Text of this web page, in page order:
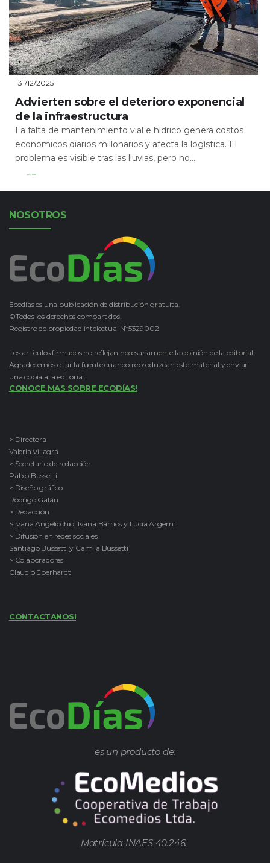
31/12/2025
Advierten sobre el deterioro exponencial
de la infraestructura
La falta de mantenimiento vial e hídrico genera costos
económicos diarios millonarios y afecta la logística. El
problema es visible tras las lluvias, pero no...
Leer Más
NOSOTROS
Ecodías es una publicación de distribución gratuita.
©Todos los derechos compartidos.
Registro de propiedad intelectual Nº5329002
Los artículos firmados no reflejan necesariamente la opinión de la editorial.
Agradecemos citar la fuente cuando reproduzcan este material y enviar
una copia a la editorial.
CONOCE MAS SOBRE ECODÍAS!
> Directora
Valeria Villagra
> Secretario de redacción
Pablo Bussetti
> Diseño gráfico
Rodrigo Galán
> Redacción
Silvana Angelicchio, Ivana Barrios y Lucía Argemi
> Difusión en redes sociales
Santiago Bussetti y Camila Bussetti
> Colaboradores
Claudio Eberhardt
CONTACTANOS!
es un producto de:
Matrícula INAES 40.246.